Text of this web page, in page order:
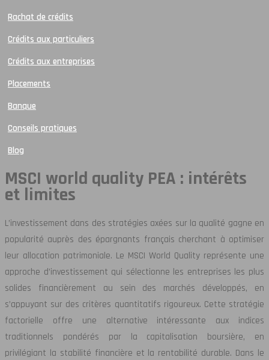
Rachat de crédits
Crédits aux particuliers
Crédits aux entreprises
Placements
Banque
Conseils pratiques
Blog
MSCI world quality PEA : intérêts
et limites
L’investissement dans des stratégies axées sur la qualité gagne en
popularité auprès des épargnants français cherchant à optimiser
leur allocation patrimoniale. Le MSCI World Quality représente une
approche d’investissement qui sélectionne les entreprises les plus
solides financièrement au sein des marchés développés, en
s’appuyant sur des critères quantitatifs rigoureux. Cette stratégie
factorielle offre une alternative intéressante aux indices
traditionnels pondérés par la capitalisation boursière, en
privilégiant la stabilité financière et la rentabilité durable. Dans le